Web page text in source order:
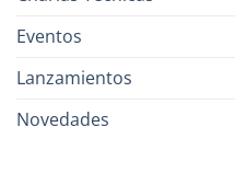
Eventos
Lanzamientos
Novedades